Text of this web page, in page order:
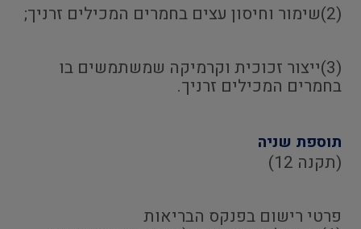
(2)שימור וחיסון עצים בחמרים המכילים זרניך;
(3)ייצור זכוכית וקרמיקה שמשתמשים בו
בחמרים המכילים זרניך.
תוספת שניה
(תקנה 12)
פרטי רישום בפנקס הבריאות